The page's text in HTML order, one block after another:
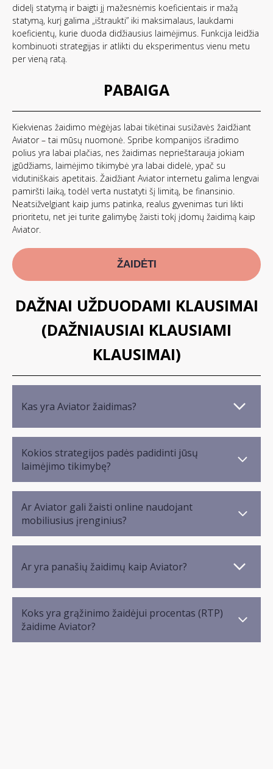
didelį statymą ir baigti jį mažesnėmis koeficientais ir mažą
statymą, kurį galima „ištraukti” iki maksimalaus, laukdami
koeficientų, kurie duoda didžiausius laimėjimus. Funkcija leidžia
kombinuoti strategijas ir atlikti du eksperimentus vienu metu
per vieną ratą.
PABAIGA
Kiekvienas žaidimo mėgėjas labai tikėtinai susižavės žaidžiant
Aviator – tai mūsų nuomonė. Spribe kompanijos išradimo
polius yra labai plačias, nes žaidimas neprieštarauja jokiam
įgūdžiams, laimėjimo tikimybė yra labai didelė, ypač su
vidutiniškais apetitais. Žaidžiant Aviator internetu galima lengvai
pamiršti laiką, todėl verta nustatyti šį limitą, be finansinio.
Neatsižvelgiant kaip jums patinka, realus gyvenimas turi likti
prioritetu, net jei turite galimybę žaisti tokį įdomų žaidimą kaip
Aviator.
ŽAIDĖTI
DAŽNAI UŽDUODAMI KLAUSIMAI
(DAŽNIAUSIAI KLAUSIAMI
KLAUSIMAI)
Kas yra Aviator žaidimas?
Kokios strategijos padės padidinti jūsų
laimėjimo tikimybę?
Ar Aviator gali žaisti online naudojant
mobiliusius įrenginius?
Ar yra panašių žaidimų kaip Aviator?
Koks yra grąžinimo žaidėjui procentas (RTP)
žaidime Aviator?